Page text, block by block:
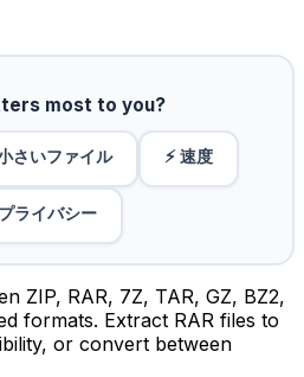
most to you?
さいファイル ⚡ 速度
プライバシー
ZIP, RAR, 7Z, TAR, GZ, BZ2,
formats. Extract RAR files to
or convert between